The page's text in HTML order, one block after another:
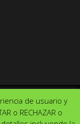
Diseño de
de usuario y
o RECHAZAR o